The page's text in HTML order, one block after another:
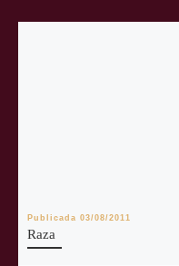
Publicada03/08/2011
Raza